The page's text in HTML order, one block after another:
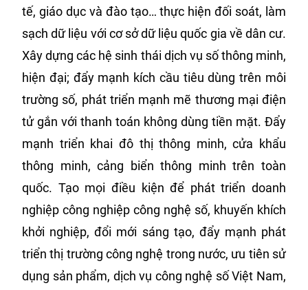
tế, giáo dục và đào tạo… thực hiện đối soát, làm
sạch dữ liệu với cơ sở dữ liệu quốc gia về dân cư.
Xây dựng các hệ sinh thái dịch vụ số thông minh,
hiện đại; đẩy mạnh kích cầu tiêu dùng trên môi
trường số, phát triển mạnh mẽ thương mại điện
tử gắn với thanh toán không dùng tiền mặt. Đẩy
mạnh triển khai đô thị thông minh, cửa khẩu
thông minh, cảng biển thông minh trên toàn
quốc. Tạo mọi điều kiện để phát triển doanh
nghiệp công nghiệp công nghệ số, khuyến khích
khởi nghiệp, đổi mới sáng tạo, đẩy mạnh phát
triển thị trường công nghệ trong nước, ưu tiên sử
dụng sản phẩm, dịch vụ công nghệ số Việt Nam,